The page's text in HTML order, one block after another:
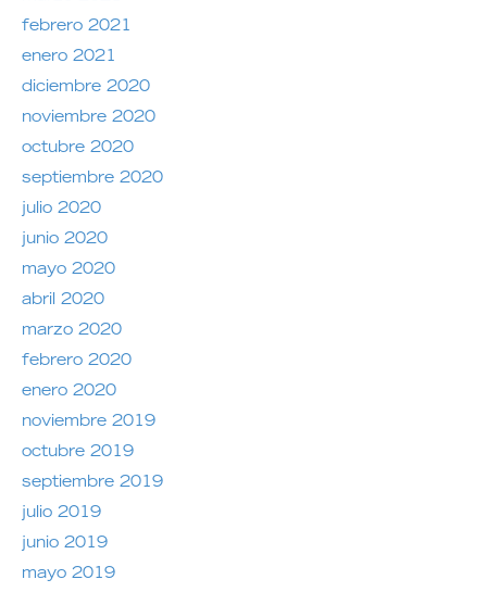
febrero 2021
enero 2021
diciembre 2020
noviembre 2020
octubre 2020
septiembre 2020
julio 2020
junio 2020
mayo 2020
abril 2020
marzo 2020
febrero 2020
enero 2020
noviembre 2019
octubre 2019
septiembre 2019
julio 2019
junio 2019
mayo 2019